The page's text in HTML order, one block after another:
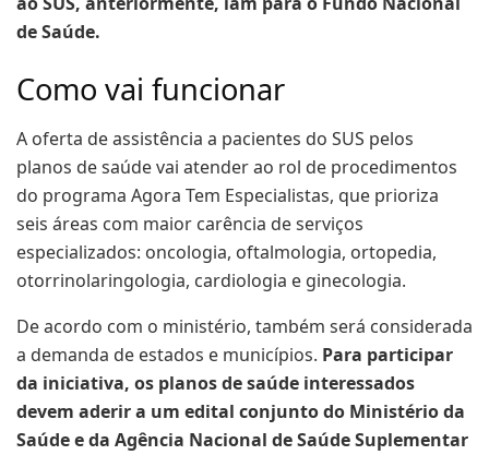
de Saúde.
Como vai funcionar
A oferta de assistência a pacientes do SUS pelos
planos de saúde vai atender ao rol de procedimentos
do programa Agora Tem Especialistas, que prioriza
seis áreas com maior carência de serviços
especializados: oncologia, oftalmologia, ortopedia,
otorrinolaringologia, cardiologia e ginecologia.
De acordo com o ministério, também será considerada
a demanda de estados e municípios. Para participar
da iniciativa, os planos de saúde interessados
devem aderir a um edital conjunto do Ministério da
Saúde e da Agência Nacional de Saúde Suplementar